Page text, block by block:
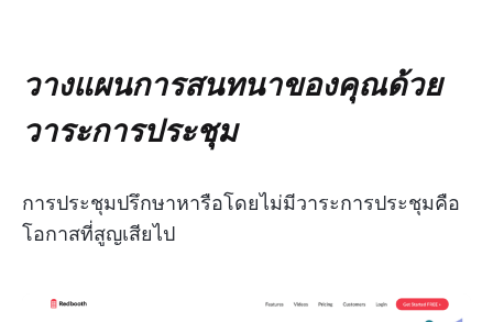
วางแผนการสนทนาของคุณด้วย
วาระการประชุม
การประชุมปรึกษาหารือโดยไม่มีวาระการประชุมคือ
โอกาสที่สูญเสียไป